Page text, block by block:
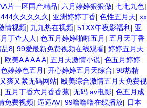
片一区国产精品| 六月婷婷狠狠做| 七七九色|
久久久久久 | 亚洲婷婷丁香| 色性五月天| xx
情视频| 九九热在视频| 51XX午夜影福利| 亚
丁查人人 | 色五月婷婷啪啪五月 | 五月天丁香
品8| 99爱最新免费视频在线观看| 婷婷五月天
| 欧美A A A A A| 五月天激情小说| 色五月婷婷
婷婷色五月 | 开心婷婷五月天综合| 98热精
爽又紧无码网站| 殴美综合激情五月天免费视
| 五月丁香六月香香蕉| 无码 av电影| 色五月成
免费视频| 逼逼AV| 99噜噜噜在线播放| 日本